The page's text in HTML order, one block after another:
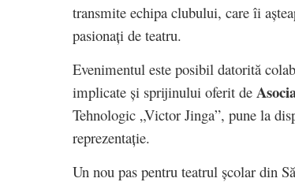
transmite echipa clubului, care îi
pasionați de teatru.
Evenimentul este posibil datorită
implicate și sprijinului oferit de
Tehnologic „Victor Jinga”, pune la
reprezentație.
Un nou pas pentru teatrul școlar din